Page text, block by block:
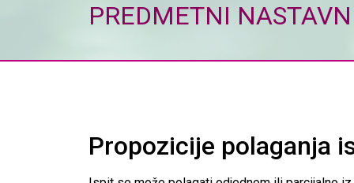
PREDMETNI
Propozicije polaganja